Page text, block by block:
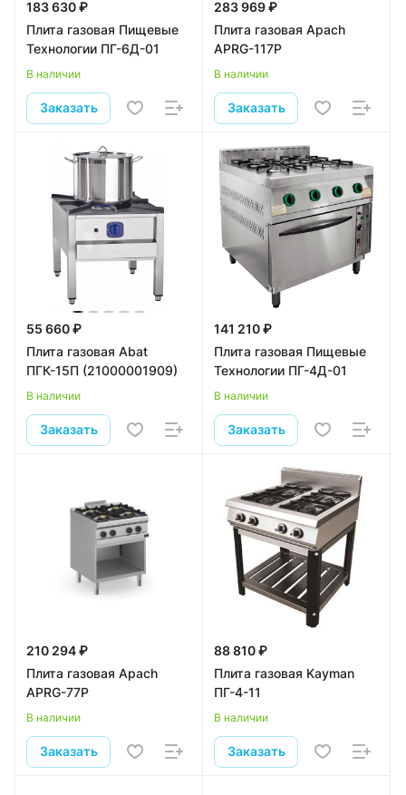
183 630 ₽
Плита газовая Пищевые
Технологии ПГ-6Д-01
В наличии
Заказать
283 969 ₽
Плита газовая Apach
APRG-117P
В наличии
Заказать
55 660 ₽
Плита газовая Abat
ПГК-15П (21000001909)
В наличии
Заказать
141 210 ₽
Плита газовая Пищевые
Технологии ПГ-4Д-01
В наличии
Заказать
210 294 ₽
Плита газовая Apach
APRG-77P
В наличии
Заказать
88 810 ₽
Плита газовая Kayman
ПГ-4-11
В наличии
Заказать